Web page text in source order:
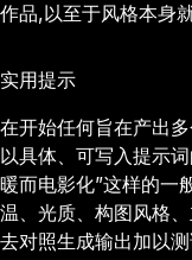
作品,以至于风格本身
实用提示
在开始任何旨在产出
以具体、可写入提示
暖而电影化”这样的一
温、光质、构图风格
去对照生成输出加以